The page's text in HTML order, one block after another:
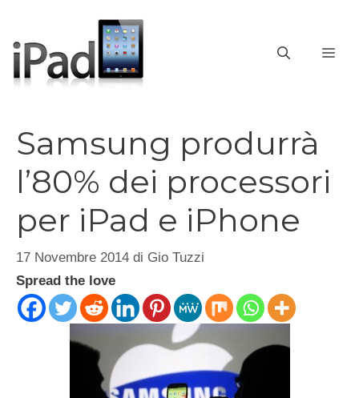
contenuto
Samsung produrrà
l’80% dei processori
per iPad e iPhone
17 Novembre 2014 di Gio Tuzzi
Spread the love